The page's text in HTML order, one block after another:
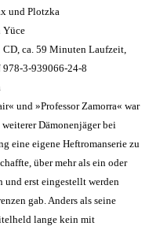
und Plotzka
Yüce
CD, ca. 59 Minuten Laufzeit,
978-3-939066-24-8
und »Professor Zamorra« war
Dämonenjäger bei
eine eigene Heftromanserie zu
über mehr als ein oder
und erst eingestellt werden
gab. Anders als seine
lange kein mit